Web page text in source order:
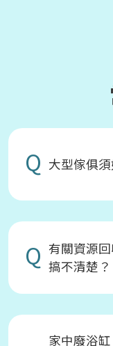
Q 大型傢俱
Q 有關資源
搞不清楚？
家中廢浴